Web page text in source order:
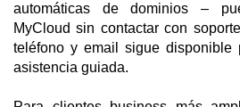
automáticas de dominios –
MyCloud sin contactar con
teléfono y email sigue disponible
asistencia guiada.